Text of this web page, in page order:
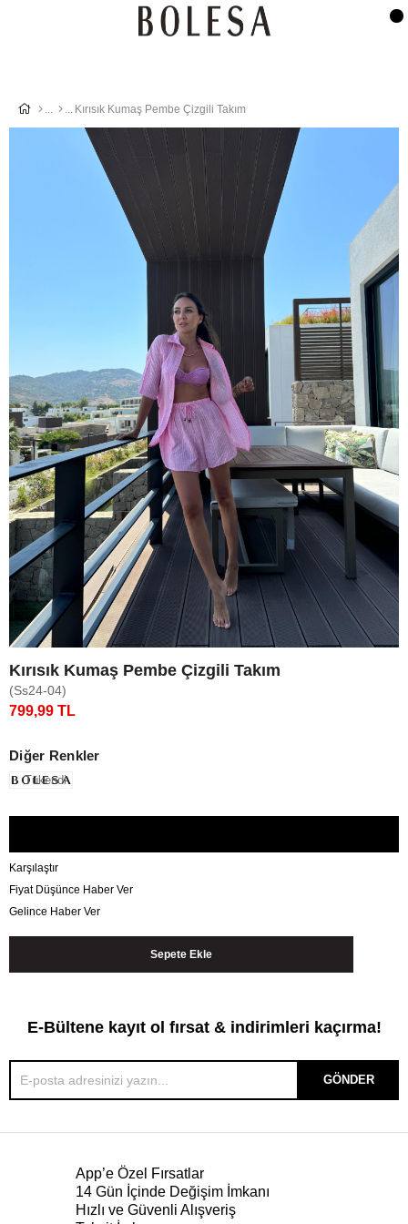
Kırısık Kumaş Pembe Çizgili Takım
Kırısık Kumaş Pembe Çizgili Takım
(Ss24-04)
799,99 TL
Diğer Renkler
Tükendi
Karşılaştır
Fiyat Düşünce Haber Ver
Gelince Haber Ver
E-Bültene kayıt ol fırsat & indirimleri kaçırma!
GÖNDER
App’e Özel Fırsatlar
14 Gün İçinde Değişim İmkanı
Hızlı ve Güvenli Alışveriş